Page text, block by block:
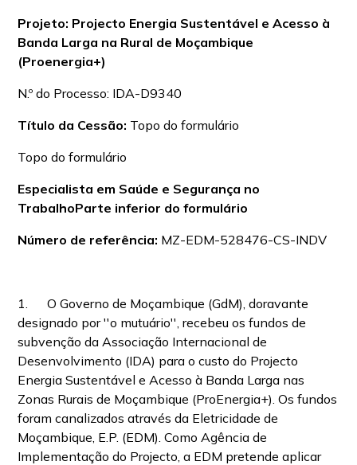
Projeto: Projecto Energia Sustentável e Acesso à
Banda Larga na Rural de Moçambique
(Proenergia+)
N.º do Processo: IDA-D9340
Título da Cessão: Topo do formulário
Topo do formulário
Especialista em Saúde e Segurança no
TrabalhoParte inferior do formulário
Número de referência: MZ-EDM-528476-CS-INDV
1. O Governo de Moçambique (GdM), doravante
designado por ''o mutuário'', recebeu os fundos de
subvenção da Associação Internacional de
Desenvolvimento (IDA) para o custo do Projecto
Energia Sustentável e Acesso à Banda Larga nas
Zonas Rurais de Moçambique (ProEnergia+). Os fundos
foram canalizados através da Eletricidade de
Moçambique, E.P. (EDM). Como Agência de
Implementação do Projecto, a EDM pretende aplicar